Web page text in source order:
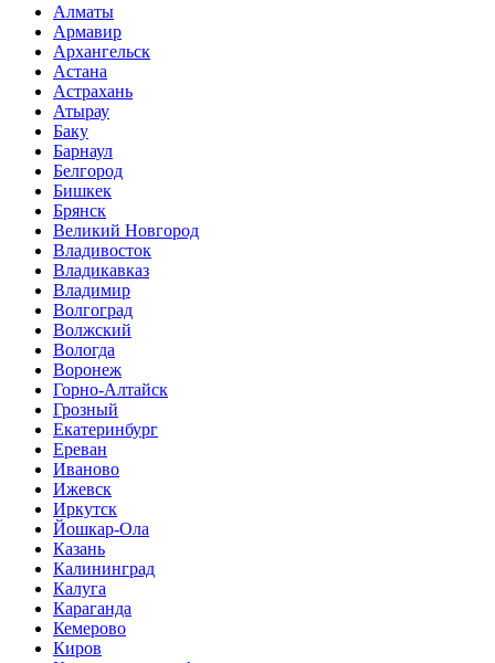
Алматы
Армавир
Архангельск
Астана
Астрахань
Атырау
Баку
Барнаул
Белгород
Бишкек
Брянск
Великий Новгород
Владивосток
Владикавказ
Владимир
Волгоград
Волжский
Вологда
Воронеж
Горно-Алтайск
Грозный
Екатеринбург
Ереван
Иваново
Ижевск
Иркутск
Йошкар-Ола
Казань
Калининград
Калуга
Караганда
Кемерово
Киров